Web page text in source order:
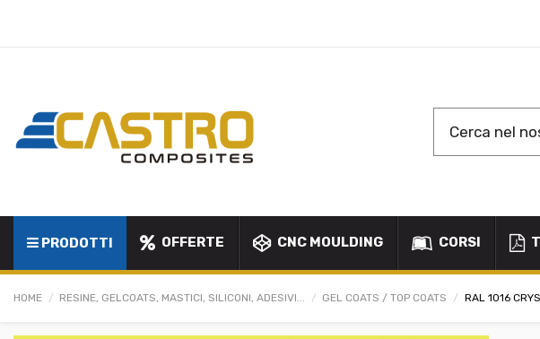
PRODOTTI OFFERTE CNC MOULDING CORSI
HOME RESINE, GELCOATS, MASTICI, SILICONI, ADESIVI... GEL COATS / TOP COATS RAL 1016